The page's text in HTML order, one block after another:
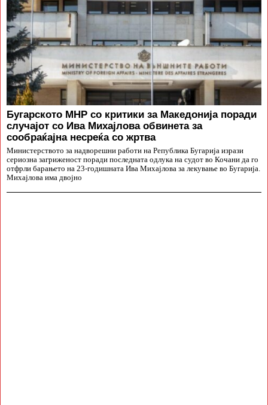
Бугарското МНР со критики за Македонија поради
случајот со Ива Михајлова обвинета за
сообраќајна несреќа со жртва
Министерството за надворешни работи на Република Бугарија изрази
сериозна загриженост поради последната одлука на судот во Кочани да го
отфрли барањето на 23-годишната Ива Михајлова за лекување во Бугарија.
Михајлова има двојно